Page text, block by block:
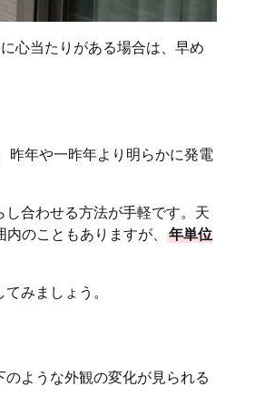
心当たりがある場合は、早め
昨年や一昨年より明らかに発電
合わせる方法が手軽です。天
のこともありますが、 年単位
みましょう。
ような外観の変化が見られる